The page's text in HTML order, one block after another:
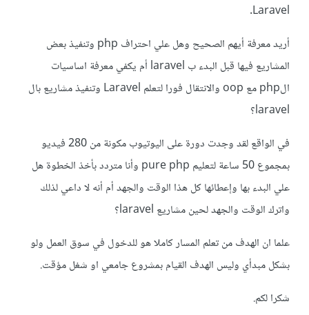
Laravel.
أريد معرفة أيهم الصحيح وهل علي احتراف php وتنفيذ بعض
المشاريع فيها قبل البدء ب laravel أم يكفي معرفة اساسيات
الphp مع oop والانتقال فورا لتعلم Laravel وتنفيذ مشاريع بال
laravel؟
في الواقع لقد وجدت دورة على اليوتيوب مكونة من 280 فيديو
بمجموع 50 ساعة لتعليم pure php وأنا متردد بأخذ الخطوة هل
علي البدء بها وإعطائها كل هذا الوقت والجهد أم أنه لا داعي لذلك
واترك الوقت والجهد لحين مشاريع laravel؟
علما ان الهدف من تعلم المسار كاملا هو للدخول في سوق العمل ولو
بشكل مبدأي وليس الهدف القيام بمشروع جامعي او شغل مؤقت.
شكرا لكم.